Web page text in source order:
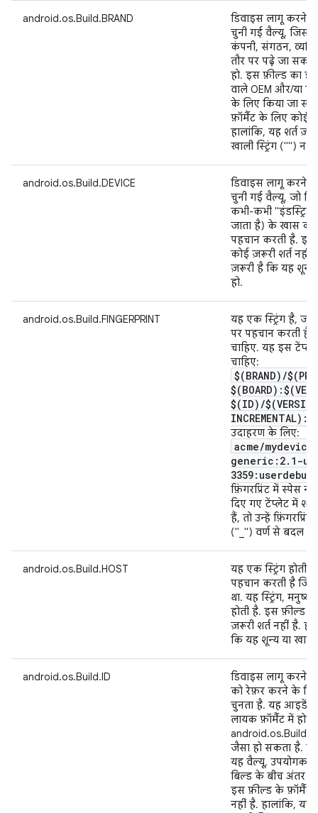
android.os.Build.BRAND
डिवाइस लागू करने
चुनी गई वैल्यू, जिसमें
कंपनी, संगठन,
तौर पर पढ़े जा सकने
हो. इस फ़ील्ड का
वाले OEM और/या
के लिए किया जा
फ़ॉर्मैट के लिए कोई
हालांकि, यह शर्त
खाली स्ट्रिंग ("") न
android.os.Build.DEVICE
डिवाइस लागू करने
चुनी गई वैल्यू, जो
कभी-कभी
जाता है) के खास
पहचान करती है.
कोई ज़रूरी शर्त नहीं
ज़रूरी है कि यह शून्य
हो.
android.os.Build.FINGERPRINT
यह एक स्ट्रिंग है, जो
पर पहचान करती है.
चाहिए. यह इस
चाहिए:
$(BRAND) /
$(ID) /$(VERSION
उदाहरण के लिए:
acme/mydevice
generic:2. 1-
3359:userdebug
फ़िंगरप्रिंट में स्पेस
दिए गए टेंप्लेट में
हैं, तो उन्हें
("_") वर्ण से बदल
android.os.Build.HOST
यह एक स्ट्रिंग होती
पहचान करती है जिस
था. यह स्ट्रिंग,
होती है. इस फ़ील्ड
ज़रूरी शर्त नहीं है.
कि यह शून्य या खाली
android.os.Build.ID
डिवाइस लागू करने
को रेफ़र करने के
चुनता है. यह
लायक फ़ॉर्मैट में
जैसा हो सकता है.
यह वैल्यू,
बिल्ड के बीच अंतर
इस फ़ील्ड के फ़ॉर्मैट
नहीं है. हालांकि, यह